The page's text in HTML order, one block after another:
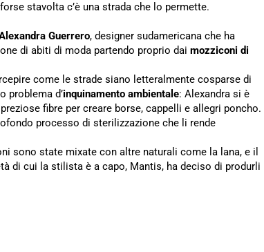
stavolta c’è una strada che lo permette.
Guerrero, designer sudamericana che ha
di abiti di moda partendo proprio dai mozziconi di
come le strade siano letteralmente cosparse di
problema d’inquinamento ambientale: Alexandra si è
fibre per creare borse, cappelli e allegri poncho.
processo di sterilizzazione che li rende
sono state mixate con altre naturali come la lana, e il
di cui la stilista è a capo, Mantis, ha deciso di produrli